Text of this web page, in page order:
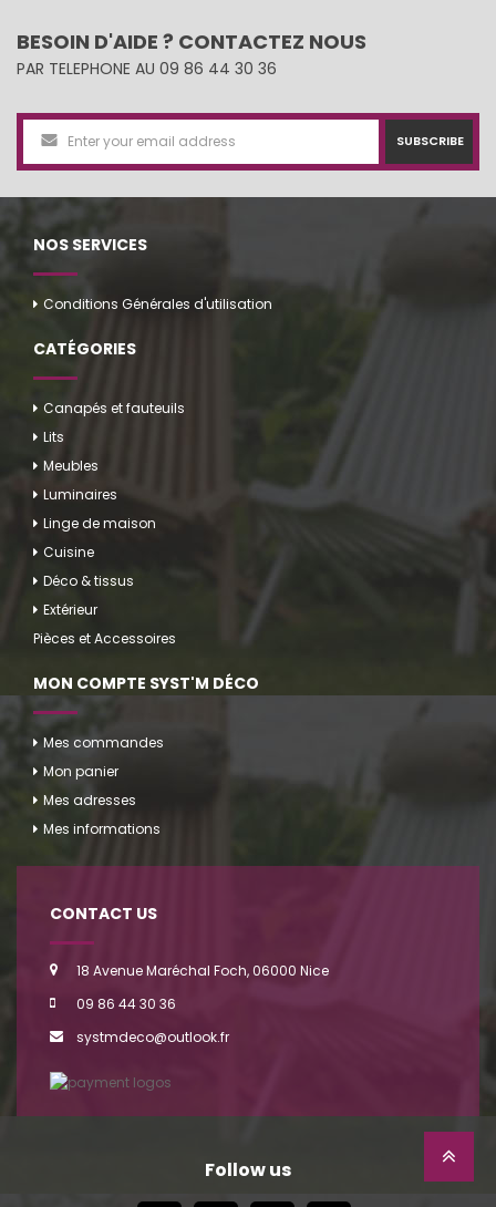
BESOIN D'AIDE ? CONTACTEZ NOUS
PAR TELEPHONE AU 09 86 44 30 36
SUBSCRIBE
NOS SERVICES
Conditions Générales d'utilisation
CATÉGORIES
Canapés et fauteuils
Lits
Meubles
Luminaires
Linge de maison
Cuisine
Déco & tissus
Extérieur
Pièces et Accessoires
MON COMPTE SYST'M DÉCO
Mes commandes
Mon panier
Mes adresses
Mes informations
CONTACT US
18 Avenue Maréchal Foch, 06000 Nice
09 86 44 30 36
systmdeco@outlook.fr
Follow us